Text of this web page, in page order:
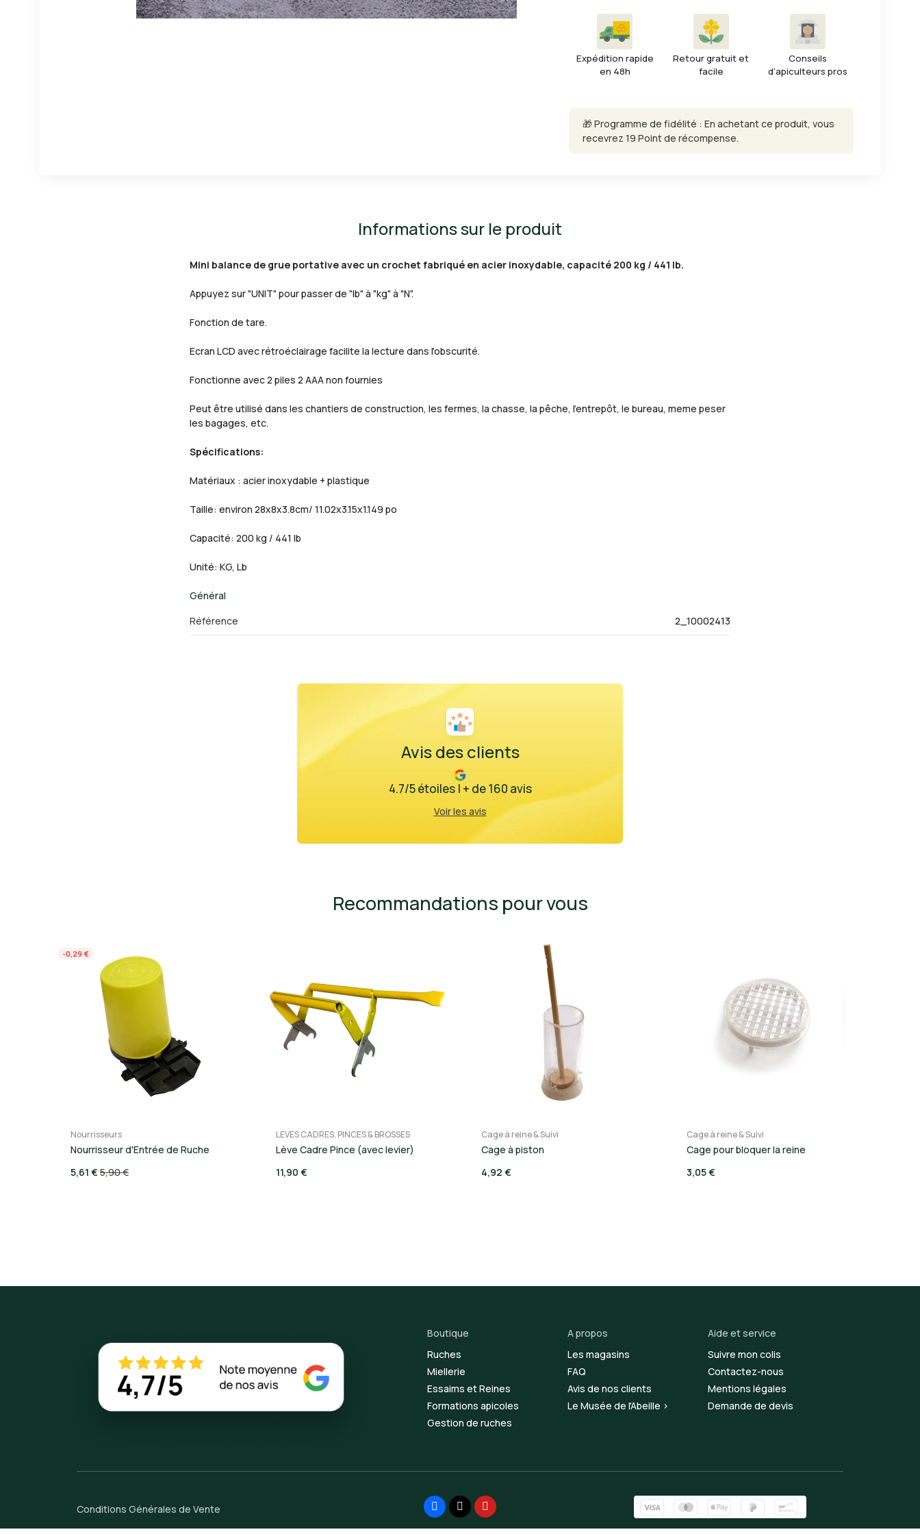
Expédition rapide
en 48h
Retour gratuit et
facile
Conseils
d'apiculteurs pros
🎁 Programme de fidélité : En achetant ce produit, vous
recevrez 19 Point de récompense.
Informations sur le produit
Mini balance de grue portative avec un crochet fabriqué en acier inoxydable, capacité 200 kg / 441 lb.
Appuyez sur "UNIT" pour passer de "lb" à "kg" à "N".
Fonction de tare.
Ecran LCD avec rétroéclairage facilite la lecture dans l'obscurité.
Fonctionne avec 2 piles 2 AAA non fournies
Peut être utilisé dans les chantiers de construction, les fermes, la chasse, la pêche, l'entrepôt, le bureau, meme peser
les bagages, etc.
Spécifications:
Matériaux : acier inoxydable + plastique
Taille: environ 28x8x3.8cm/ 11.02x3.15x1.149 po
Capacité: 200 kg / 441 lb
Unité: KG, Lb
Général
Référence
2_10002413
Avis des clients
4.7/5 étoiles | + de 160 avis
Voir les avis
Recommandations pour vous
-0,29 €
Nourrisseurs
Nourrisseur d'Entrée de Ruche
5,61 € 5,90 €
LEVES CADRES, PINCES & BROSSES
Lève Cadre Pince (avec levier)
11,90 €
Cage à reine & Suivi
Cage à piston
4,92 €
Cage à reine & Suivi
Cage pour bloquer la reine
3,05 €
Boutique
Ruches
Miellerie
Essaims et Reines
Formations apicoles
Gestion de ruches
A propos
Les magasins
FAQ
Avis de nos clients
Le Musée de l'Abeille >
Aide et service
Suivre mon colis
Contactez-nous
Mentions légales
Demande de devis
Conditions Générales de Vente